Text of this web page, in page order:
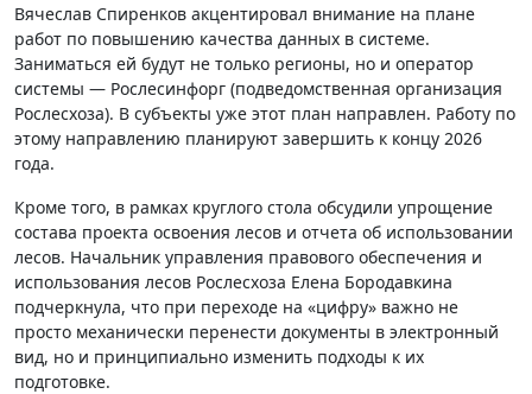
Вячеслав Спиренков акцентировал внимание на плане
работ по повышению качества данных в системе.
Заниматься ей будут не только регионы, но и оператор
системы — Рослесинфорг (подведомственная организация
Рослесхоза). В субъекты уже этот план направлен. Работу по
этому направлению планируют завершить к концу 2026
года.
Кроме того, в рамках круглого стола обсудили упрощение
состава проекта освоения лесов и отчета об использовании
лесов. Начальник управления правового обеспечения и
использования лесов Рослесхоза Елена Бородавкина
подчеркнула, что при переходе на «цифру» важно не
просто механически перенести документы в электронный
вид, но и принципиально изменить подходы к их
подготовке.